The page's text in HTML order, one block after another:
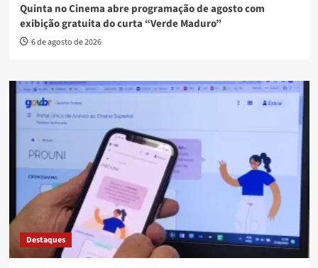
Quinta no Cinema abre programação de agosto com
exibição gratuita do curta “Verde Maduro”
6 de agosto de 2026
Destaques